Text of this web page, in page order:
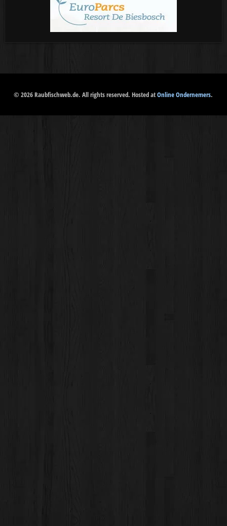
© 2026 Raubfischweb.de. All rights reserved. Hosted atOnline Ondernemers.